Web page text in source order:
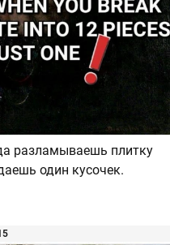
разламываешь плитку
один кусочек.